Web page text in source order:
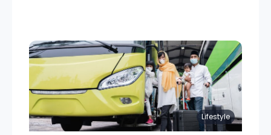
Lifestyle